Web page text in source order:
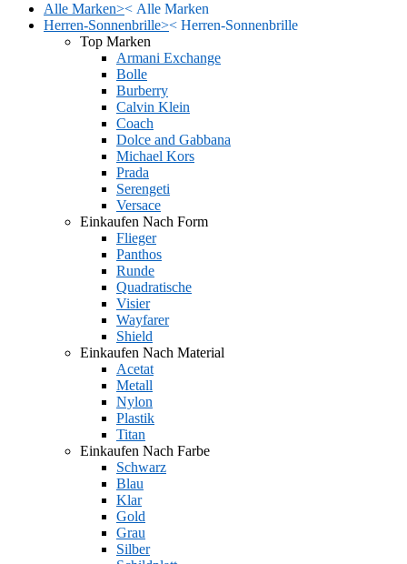
Alle Marken>< Alle Marken
Herren-Sonnenbrille>< Herren-Sonnenbrille
Top Marken
Armani Exchange
Bolle
Burberry
Calvin Klein
Coach
Dolce and Gabbana
Michael Kors
Prada
Serengeti
Versace
Einkaufen Nach Form
Flieger
Panthos
Runde
Quadratische
Visier
Wayfarer
Shield
Einkaufen Nach Material
Acetat
Metall
Nylon
Plastik
Titan
Einkaufen Nach Farbe
Schwarz
Blau
Klar
Gold
Grau
Silber